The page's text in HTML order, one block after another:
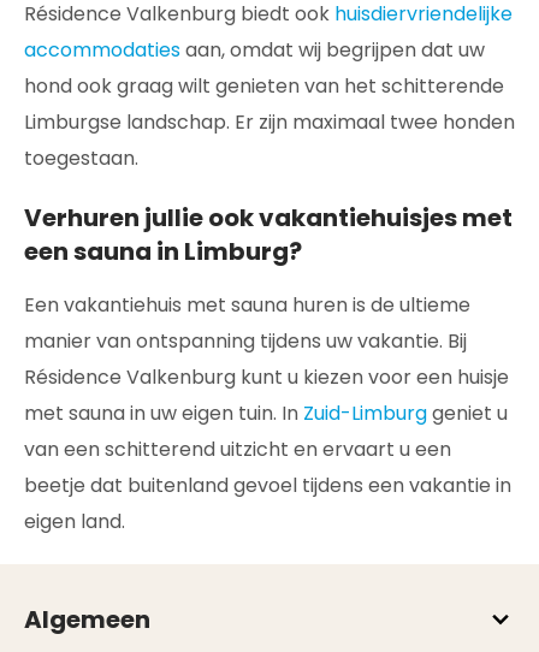
Résidence Valkenburg biedt ook huisdiervriendelijke
accommodatiesaan, omdat wij begrijpen dat uw
hond ook graag wilt genieten van het schitterende
Limburgse landschap. Er zijn maximaal twee honden
toegestaan.
Verhuren jullie ook vakantiehuisjes met
een sauna in Limburg?
Een vakantiehuis met sauna huren is de ultieme
manier van ontspanning tijdens uw vakantie. Bij
Résidence Valkenburg kunt u kiezen voor een huisje
met sauna in uw eigen tuin. In Zuid-Limburggeniet u
van een schitterend uitzicht en ervaart u een
beetje dat buitenland gevoel tijdens een vakantie in
eigen land.
Algemeen